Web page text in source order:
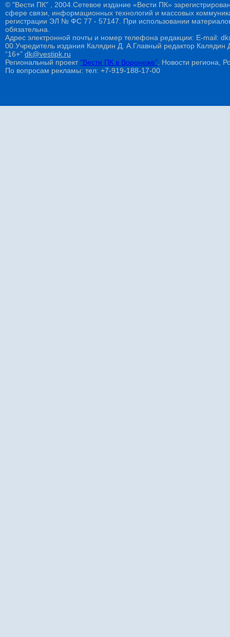
© "Вести ПК" , 2004.Сетевое издание «Вести ПК»
сфере связи, информационных технологий и массовых
регистрации ЭЛ № ФС 77 - 57147. При использовании
обязательна.
Адрес электронной почты и номер телефона редакции: E-mail:
00.Учредитель издания Калядин Д. А.Главный редактор
“16+” dk@vestipk.ru
Региональный проект"Вести ПК в Воронеже" . Новости региона,
По вопросам рекламы: тел: +7-919-188-17-00